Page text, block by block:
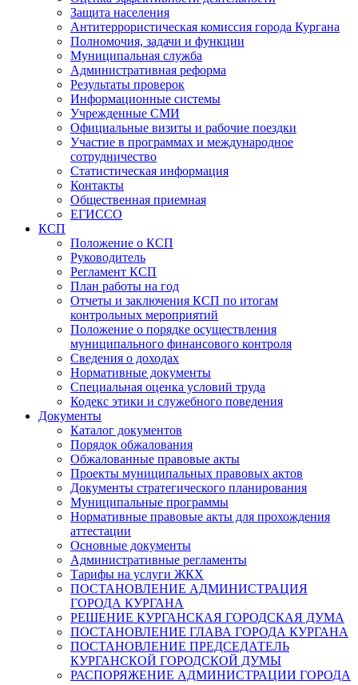
Защита населения
Антитеррористическая комиссия города Кургана
Полномочия, задачи и функции
Муниципальная служба
Административная реформа
Результаты проверок
Информационные системы
Учрежденные СМИ
Официальные визиты и рабочие поездки
Участие в программах и международное
сотрудничество
Статистическая информация
Контакты
Общественная приемная
ЕГИССО
КСП
Положение о КСП
Руководитель
Регламент КСП
План работы на год
Отчеты и заключения КСП по итогам
контрольных мероприятий
Положение о порядке осуществления
муниципального финансового контроля
Сведения о доходах
Нормативные документы
Специальная оценка условий труда
Кодекс этики и служебного поведения
Документы
Каталог документов
Порядок обжалования
Обжалованные правовые акты
Проекты муниципальных правовых актов
Документы стратегического планирования
Муниципальные программы
Нормативные правовые акты для прохождения
аттестации
Основные документы
Административные регламенты
Тарифы на услуги ЖКХ
ПОСТАНОВЛЕНИЕ АДМИНИСТРАЦИЯ
ГОРОДА КУРГАНА
РЕШЕНИЕ КУРГАНСКАЯ ГОРОДСКАЯ ДУМА
ПОСТАНОВЛЕНИЕ ГЛАВА ГОРОДА КУРГАНА
ПОСТАНОВЛЕНИЕ ПРЕДСЕДАТЕЛЬ
КУРГАНСКОЙ ГОРОДСКОЙ ДУМЫ
РАСПОРЯЖЕНИЕ АДМИНИСТРАЦИИ ГОРОДА